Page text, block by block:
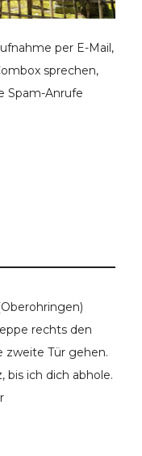
per E-Mail,
sprechen,
Spam-Anrufe
rechts den
zweite Tür gehen.
ich dich abhole.